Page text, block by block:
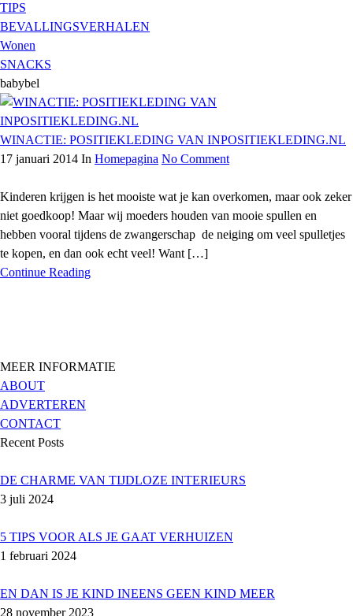
TIPS
BEVALLINGSVERHALEN
Wonen
SNACKS
babybel
WINACTIE: POSITIEKLEDING VAN INPOSITIEKLEDING.NL
17 januari 2014 In Homepagina No Comment
Kinderen krijgen is het mooiste wat je kan overkomen, maar ook zeker
niet goedkoop! Maar wij moeders houden van mooie spullen en
hebben vooral tijdens de zwangerschap de neiging om veel spulletjes
te kopen, en dan ook echt veel! Want […]
Continue Reading
MEER INFORMATIE
ABOUT
ADVERTEREN
CONTACT
Recent Posts
DE CHARME VAN TIJDLOZE INTERIEURS
3 juli 2024
5 TIPS VOOR ALS JE GAAT VERHUIZEN
1 februari 2024
EN DAN IS JE KIND INEENS GEEN KIND MEER
28 november 2023